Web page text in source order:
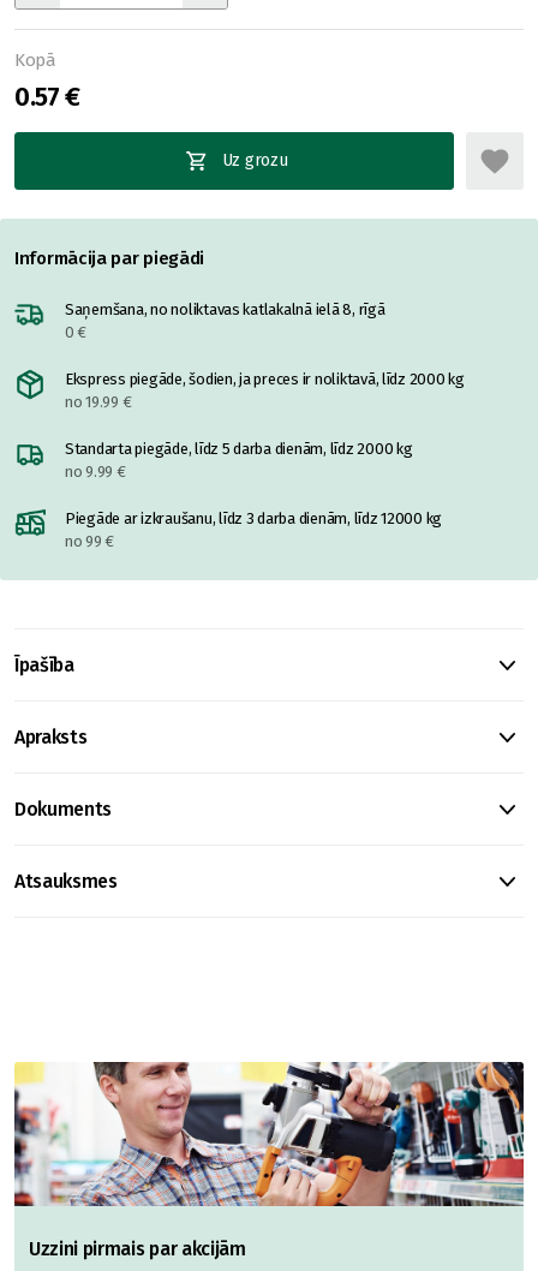
Kopā
0.57 €
Uz grozu
Informācija par piegādi
Saņemšana, no noliktavas katlakalnā ielā 8, rīgā
0 €
Ekspress piegāde, šodien, ja preces ir noliktavā, līdz 2000 kg
no 19.99 €
Standarta piegāde, līdz 5 darba dienām, līdz 2000 kg
no 9.99 €
Piegāde ar izkraušanu, līdz 3 darba dienām, līdz 12000 kg
no 99 €
Īpašība
Apraksts
Dokuments
Atsauksmes
Uzzini pirmais par akcijām